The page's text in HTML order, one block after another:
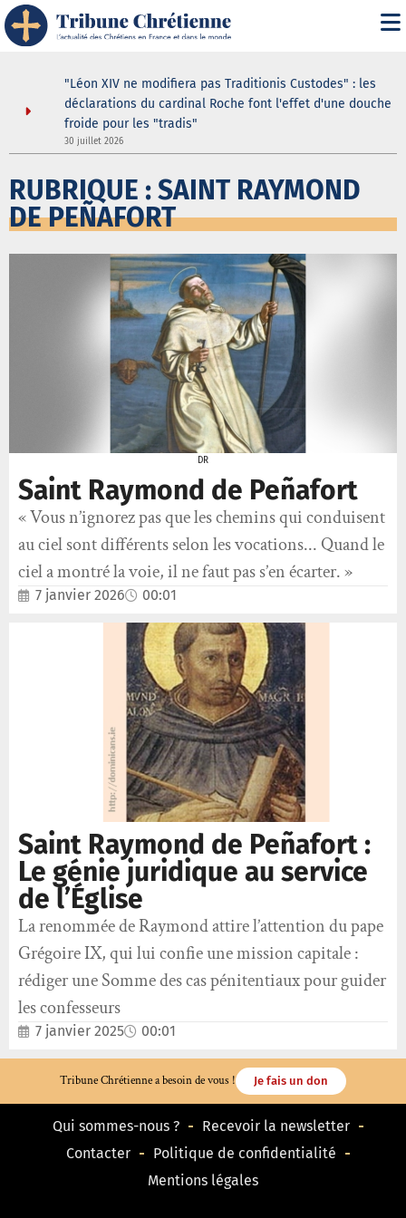
son
"Léon XIV ne modifiera pas Traditionis Custodes" : les
déclarations du cardinal Roche font l'effet d'une douche
froide pour les "tradis"
30 juillet 2026
RUBRIQUE : SAINT RAYMOND
DE PEÑAFORT
DR
Saint Raymond de Peñafort
« Vous n’ignorez pas que les chemins qui conduisent
au ciel sont différents selon les vocations... Quand le
ciel a montré la voie, il ne faut pas s’en écarter. »
7 janvier 2026 00:01
Saint Raymond de Peñafort :
Le génie juridique au service
de l’Église
La renommée de Raymond attire l’attention du pape
Grégoire IX, qui lui confie une mission capitale :
rédiger une Somme des cas pénitentiaux pour guider
les confesseurs
7 janvier 2025 00:01
Tribune Chrétienne a besoin de vous ! Je fais un don
Qui sommes-nous ?
Recevoir la newsletter
Contacter
Politique de confidentialité
Mentions légales